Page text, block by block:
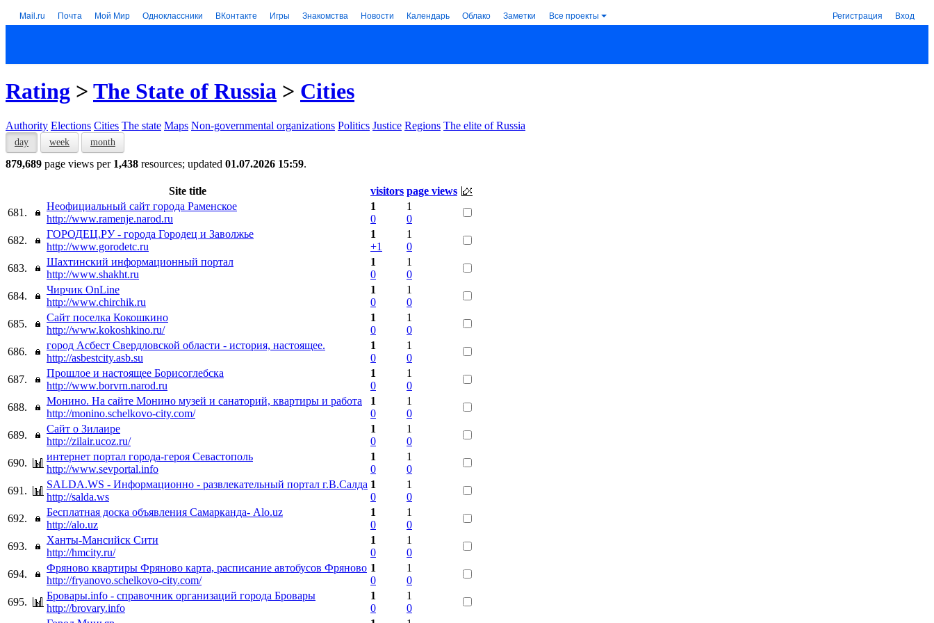
Mail.ru Почта Мой Мир Одноклассники ВКонтакте Игры Знакомства Новости Календарь Облако Заметки Все проекты Регистрация Вход
Rating > The State of Russia > Cities
Authority Elections Cities The state Maps Non-governmental organizations Politics Justice Regions The elite of Russia
day week month
879,689 page views per 1,438 resources; updated 01.07.2026 15:59.
Site title visitors page views
681.
Неофициальный сайт города Раменское
http://www.ramenje.narod.ru
1
0
1
0
682.
ГОРОДЕЦ.РУ - города Городец и Заволжье
http://www.gorodetc.ru
1
+1
1
0
683.
Шахтинский информационный портал
http://www.shakht.ru
1
0
1
0
684.
Чирчик OnLine
http://www.chirchik.ru
1
0
1
0
685.
Сайт поселка Кокошкино
http://www.kokoshkino.ru/
1
0
1
0
686.
город Асбест Свердловской области - история, настоящее.
http://asbestcity.asb.su
1
0
1
0
687.
Прошлое и настоящее Борисоглебска
http://www.borvrn.narod.ru
1
0
1
0
688.
Монино. На сайте Монино музей и санаторий, квартиры и работа
http://monino.schelkovo-city.com/
1
0
1
0
689.
Сайт о Зилаире
http://zilair.ucoz.ru/
1
0
1
0
690.
интернет портал города-героя Севастополь
http://www.sevportal.info
1
0
1
0
691.
SALDA.WS - Информационно - развлекательный портал г.В.Салда
http://salda.ws
1
0
1
0
692.
Бесплатная доска объявления Самарканда- Alo.uz
http://alo.uz
1
0
1
0
693.
Ханты-Мансийск Сити
http://hmcity.ru/
1
0
1
0
694.
Фряново квартиры Фряново карта, расписание автобусов Фряново
http://fryanovo.schelkovo-city.com/
1
0
1
0
695.
Бровары.info - справочник организаций города Бровары
http://brovary.info
1
0
1
0